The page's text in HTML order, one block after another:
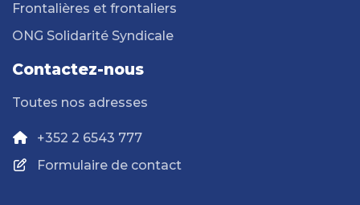
Frontalières et frontaliers
ONG Solidarité Syndicale
Contactez-nous
Toutes nos adresses
+352 2 6543 777
Formulaire de contact